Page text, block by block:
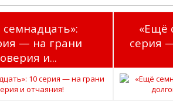
— на грани
и...
«Ещё
серия